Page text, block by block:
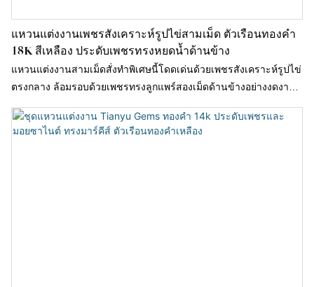
แหวนแต่งงานเพชรสังเคราะห์รูปไข่สามเม็ด ตัวเรือนทองคำ
18K สีเหลือง ประดับเพชรทรงหยดน้ำด้านข้าง
แหวนแต่งงานสามเม็ดสั่งทำพิเศษนี้โดดเด่นด้วยเพชรสังเคราะห์รูปไข่
ตรงกลาง ล้อมรอบด้วยเพชรทรงลูกแพร์สองเม็ดด้านข้างอย่างงดงาม
อร่าม ดีไซน์นี้ผสมผสานความหรูหราแบบคลาสสิกเข้ากับความทัน